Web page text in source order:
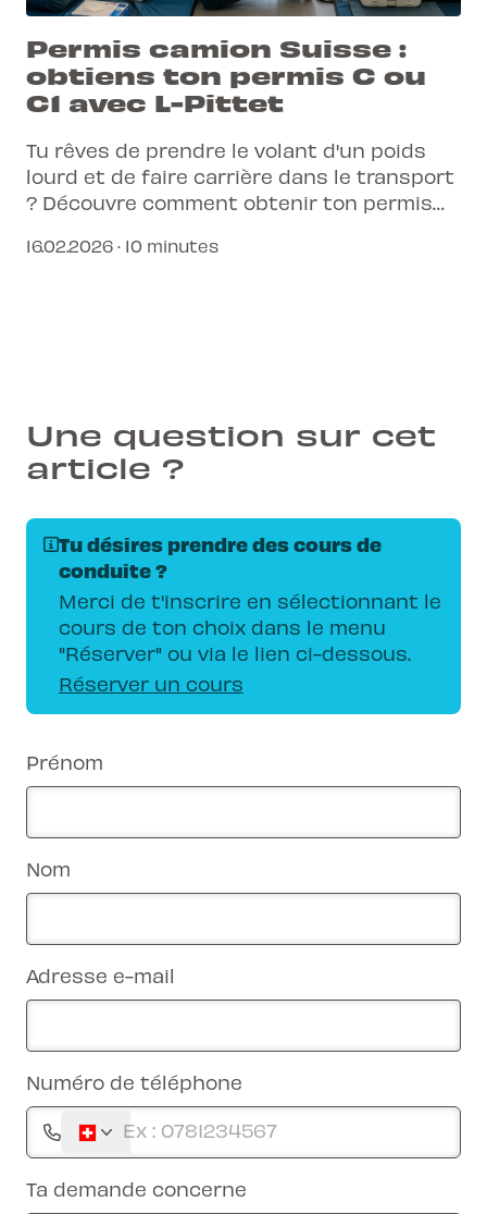
Permis camion Suisse :
obtiens ton permis C ou
C1 avec L-Pittet
Tu rêves de prendre le volant d'un poids
lourd et de faire carrière dans le transport
? Découvre comment obtenir ton permis
avec l'accompagnement expert de L-Pittet.
16.02.2026 · 10 minutes
Une question sur cet
article ?
Tu désires prendre des cours de
conduite ?
Merci de t'inscrire en sélectionnant le
cours de ton choix dans le menu
"Réserver" ou via le lien ci-dessous.
Réserver un cours
Prénom
Nom
Adresse e-mail
Numéro de téléphone
Ta demande concerne